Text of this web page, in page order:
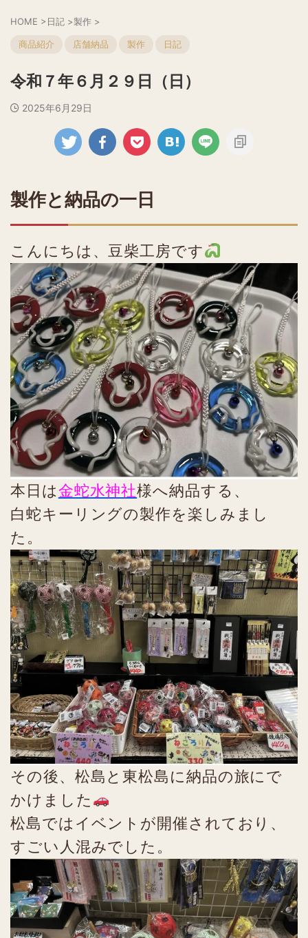
HOME >日記 >製作 >
商品紹介 店舗納品 製作 日記
令和７年６月２９日（日）
2025年6月29日
製作と納品の一日
こんにちは、豆柴工房です
本日は金蛇水神社様へ納品する、
白蛇キーリングの製作を楽しみまし
た。
その後、松島と東松島に納品の旅にで
かけました
松島ではイベントが開催されており、
すごい人混みでした。